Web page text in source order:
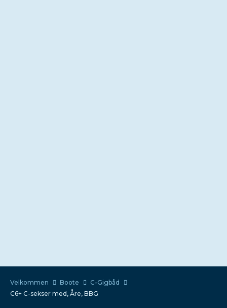
Velkommen Boote
C-Gigbåd
C6+ C-sekser med, Åre, BBG